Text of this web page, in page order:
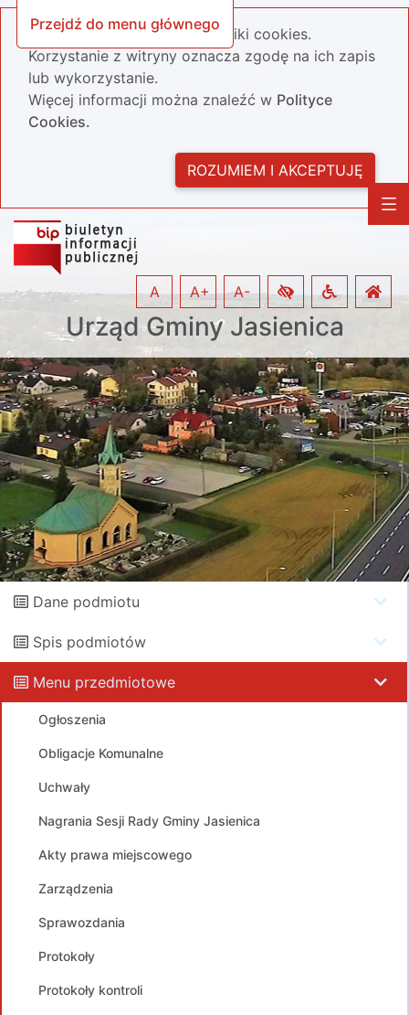
Przejdź do menu głównego
Nasza strona wykorzystuje pliki cookies.
Korzystanie z witryny oznacza zgodę na ich zapis
lub wykorzystanie.
Więcej informacji można znaleźć w Polityce
Cookies.
ROZUMIEM I AKCEPTUJĘ
Urząd Gminy Jasienica
A A+ A-
Dane podmiotu
Spis podmiotów
Menu przedmiotowe
Ogłoszenia
Obligacje Komunalne
Uchwały
Nagrania Sesji Rady Gminy Jasienica
Akty prawa miejscowego
Zarządzenia
Sprawozdania
Protokoły
Protokoły kontroli